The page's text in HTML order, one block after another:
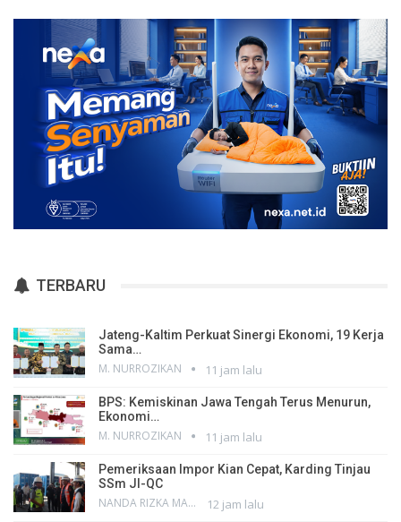
TERBARU
Jateng-Kaltim Perkuat Sinergi Ekonomi, 19 Kerja
Sama…
M. NURROZIKAN 11 jam lalu
BPS: Kemiskinan Jawa Tengah Terus Menurun,
Ekonomi…
M. NURROZIKAN 11 jam lalu
Pemeriksaan Impor Kian Cepat, Karding Tinjau
SSm JI-QC
NANDA RIZKA MAHENDRA 12 jam lalu